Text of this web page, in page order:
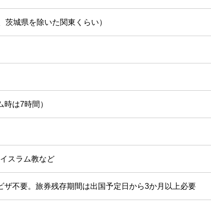
城県を除いた関東くらい）
は7時間）
スラム教など
ザ不要。旅券残存期間は出国予定日から3か月以上必要